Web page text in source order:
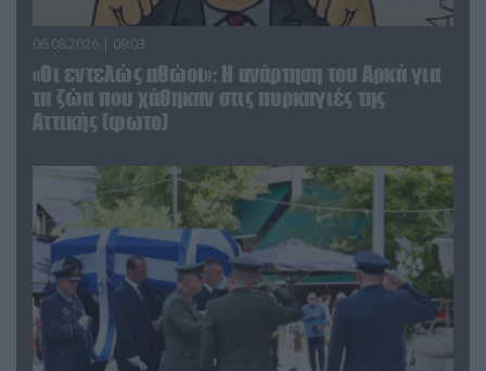
06.08.2026 | 09:03
«Οι εντελώς αθώοι»: Η ανάρτηση του Αρκά για
τα ζώα που χάθηκαν στις πυρκαγιές της
Αττικής (φωτο)